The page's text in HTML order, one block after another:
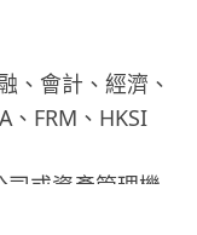
、會計、經濟、
、FRM、HKSI
或資產管理機
營運或中臺管